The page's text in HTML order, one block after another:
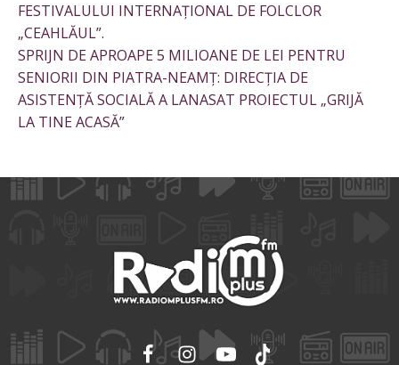
FESTIVALULUI INTERNAȚIONAL DE FOLCLOR
„CEAHLĂUL”.
SPRIJN DE APROAPE 5 MILIOANE DE LEI PENTRU
SENIORII DIN PIATRA-NEAMȚ: DIRECȚIA DE
ASISTENȚĂ SOCIALĂ A LANASAT PROIECTUL „GRIJĂ
LA TINE ACASĂ”